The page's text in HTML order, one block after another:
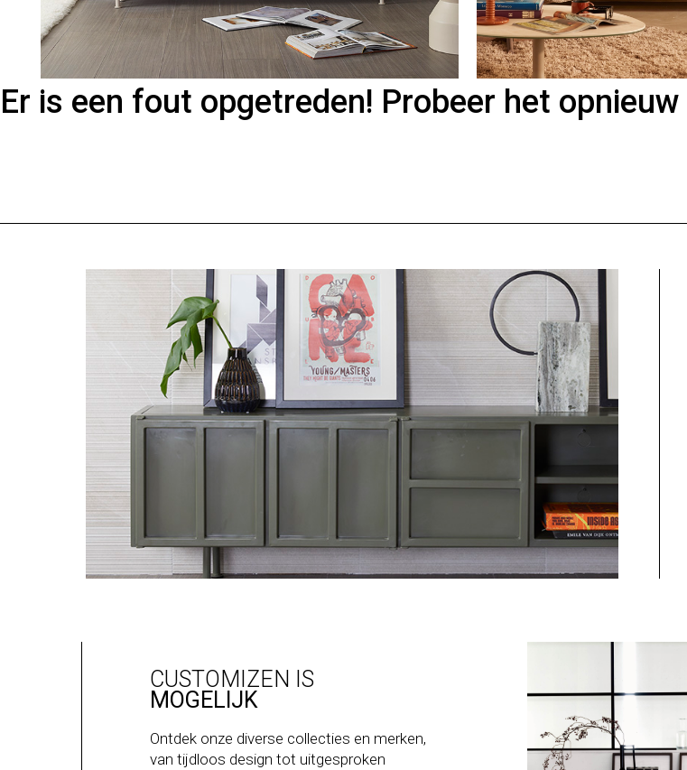
Er is een fout opgetreden! Probeer het
CUSTOMIZEN IS
MOGELIJK
Ontdek onze diverse collecties en merken,
van tijdloos design tot uitgesproken